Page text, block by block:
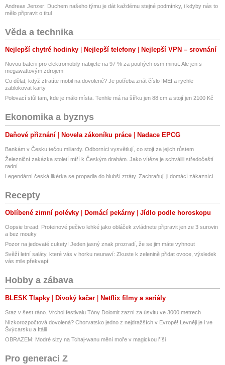
Andreas Jenzer: Duchem našeho týmu je dát každému stejné podmínky, i kdyby nás to
mělo připravit o titul
Věda a technika
Nejlepší chytré hodinky Nejlepší telefony Nejlepší VPN – srovnání
Novou baterii pro elektromobily nabijete na 97 % za pouhých osm minut. Ale jen s
megawattovým zdrojem
Co dělat, když ztratíte mobil na dovolené? Je potřeba znát číslo IMEI a rychle
zablokovat karty
Polovací stůl tam, kde je málo místa. Tenhle má na šířku jen 88 cm a stojí jen 2100 Kč
Ekonomika a byznys
Daňové přiznání Novela zákoníku práce Nadace EPCG
Bankám v Česku tečou miliardy. Odborníci vysvětlují, co stojí za jejich růstem
Železniční zakázka století míří k Českým drahám. Jako vítěze je schválili středočeští
radní
Legendární česká likérka se propadla do hlubší ztráty. Zachraňují ji domácí zákazníci
Recepty
Oblíbené zimní polévky Domácí pekárny Jídlo podle horoskopu
Oopsie bread: Proteinové pečivo lehké jako obláček zvládnete připravit jen ze 3 surovin
a bez mouky
Pozor na jedovaté cukety! Jeden jasný znak prozradí, že se jim máte vyhnout
Svěží letní saláty, které vás v horku neunaví: Zkuste k zelenině přidat ovoce, výsledek
vás mile překvapí!
Hobby a zábava
BLESK Tlapky Divoký kačer Netflix filmy a seriály
Sraz v šest ráno. Vrchol festivalu Tóny Dolomit zazní za úsvitu ve 3000 metrech
Nízkorozpočtová dovolená? Chorvatsko jedno z nejdražších v Evropě! Levněji je i ve
Švýcarsku a Itálii
OBRAZEM: Modré slzy na Tchaj-wanu mění moře v magickou říši
Pro generaci Z